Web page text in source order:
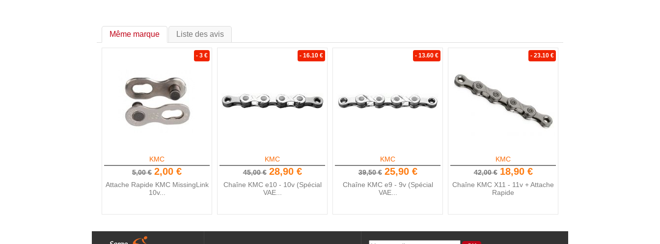
Même marque Liste des avis
- 3 €
KMC
5,00 € 2,00 €
Attache Rapide KMC MissingLink
10v...
- 16.10 €
KMC
45,00 € 28,90 €
Chaîne KMC e10 - 10v (Spécial
VAE...
- 13.60 €
KMC
39,50 € 25,90 €
Chaîne KMC e9 - 9v (Spécial
VAE...
- 23.10 €
KMC
42,00 € 18,90 €
Chaîne KMC X11 - 11v + Attache
Rapide